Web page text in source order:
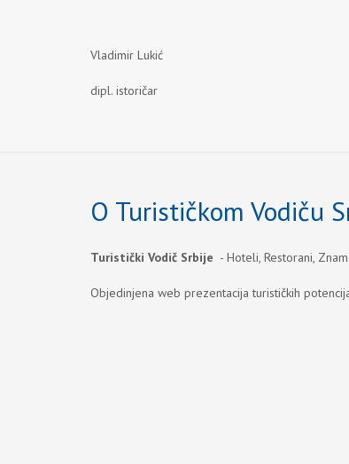
Vladimir Lukić
dipl. istoričar
O Turističkom Vodiču
Turistički Vodič Srbije - Hoteli, Restorani,
Objedinjena web prezentacija turističkih